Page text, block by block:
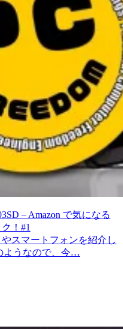
– Amazon で気になる
！#1
スマートフォンを紹介し
ようなので、今…